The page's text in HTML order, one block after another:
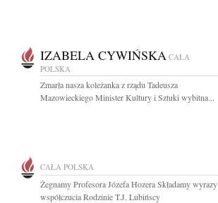
IZABELA CYWIŃSKA CAŁA
POLSKA
Zmarła nasza koleżanka z rządu Tadeusza
Mazowieckiego Minister Kultury i Sztuki wybitna...
CAŁA POLSKA
Żegnamy Profesora Józefa Hozera Składamy wyrazy
współczucia Rodzinie T.J. Lubińscy